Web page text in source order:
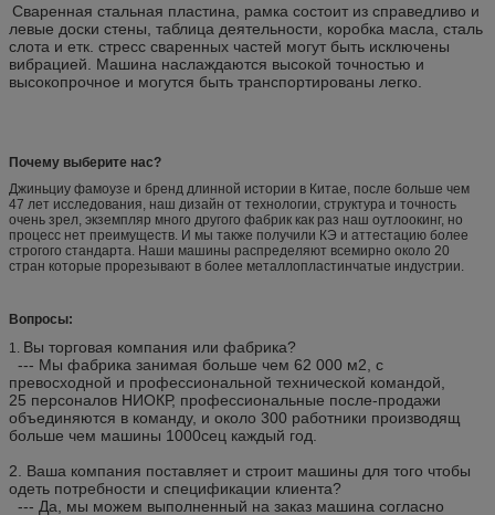
Сваренная стальная пластина, рамка состоит из справедливо и
левые доски стены, таблица деятельности, коробка масла, сталь
слота и етк. стресс сваренных частей могут быть исключены
вибрацией. Машина наслаждаются высокой точностью и
высокопрочное и могутся быть транспортированы легко.
Почему выберите нас?
Джиньциу фамоузе и бренд длинной истории в Китае, после больше чем
47 лет исследования, наш дизайн от технологии, структура и точность
очень зрел, экземпляр много другого фабрик как раз наш оутлоокинг, но
процесс нет преимуществ. И мы также получили КЭ и аттестацию более
строгого стандарта. Наши машины распределяют всемирно около 20
стран которые прорезывают в более металлопластинчатые индустрии.
Вопросы:
1. Вы торговая компания или фабрика?
--- Мы фабрика занимая больше чем 62 000 м2, с
превосходной и профессиональной технической командой,
25 персоналов НИОКР, профессиональные после-продажи
объединяются в команду, и около 300 работники производящ
больше чем машины 1000сец каждый год.
2. Ваша компания поставляет и строит машины для того чтобы
одеть потребности и спецификации клиента?
--- Да, мы можем выполненный на заказ машина согласно